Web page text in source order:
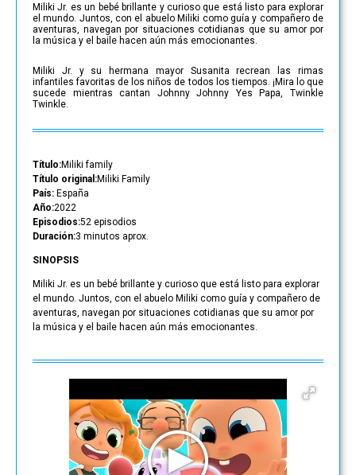
Miliki Jr. es un bebé brillante y curioso que está listo para explorar
el mundo. Juntos, con el abuelo Miliki como guía y compañero de
aventuras, navegan por situaciones cotidianas que su amor por
la música y el baile hacen aún más emocionantes.
Miliki Jr. y su hermana mayor Susanita recrean las rimas
infantiles favoritas de los niños de todos los tiempos. ¡Mira lo que
sucede mientras cantan Johnny Johnny Yes Papa, Twinkle
Twinkle.
Título:Miliki family
Título original:Miliki Family
País: España
Año:2022
Episodios:52 episodios
Duración:3 minutos aprox.
SINOPSIS
Miliki Jr. es un bebé brillante y curioso que está listo para explorar
el mundo. Juntos, con el abuelo Miliki como guía y compañero de
aventuras, navegan por situaciones cotidianas que su amor por
la música y el baile hacen aún más emocionantes.